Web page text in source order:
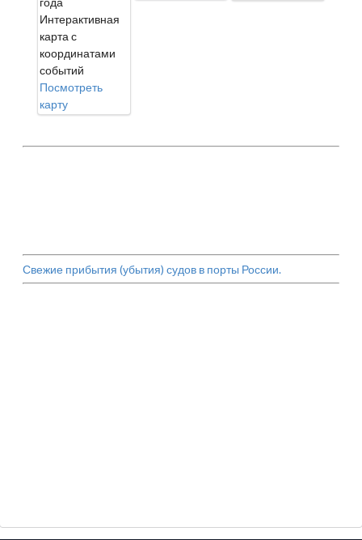
Интерактивная
карта с
координатами
событий
Посмотреть
карту
Свежие прибытия (убытия) судов в порты России.